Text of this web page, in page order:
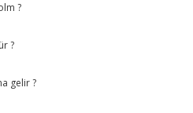
?
?
gelir ?